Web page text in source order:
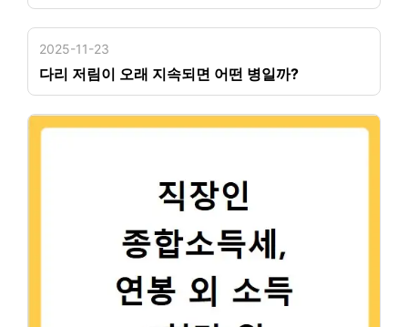
2025-11-23
다리 저림이 오래 지속되면 어떤 병일까?